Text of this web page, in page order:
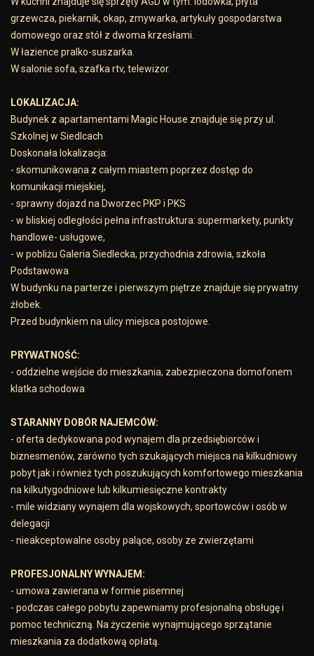
grzewcza, piekarnik, okap, zmywarka, artykuły gospodarstwa
domowego oraz stół z dwoma krzesłami.
W łazience pralko-suszarka.
W salonie sofa, szafka rtv, telewizor.
LOKALIZACJA:
Budynek z apartamentami Magic House znajduje się przy ul.
Szkolnej w Siedlcach
Doskonała lokalizacja:
- skomunikowana z całym miastem poprzez dostęp do
komunikacji miejskiej,
- sprawny dojazd na Dworzec PKP i PKS
- w bliskiej odległości pełna infrastruktura: supermarkety, punkty
handlowe- usługowe,
- w pobliżu Galeria Siedlecka, przychodnia zdrowia, szkoła
Podstawowa
W budynku na parterze i pierwszym piętrze znajduje się prywatny
żłobek.
Przed budynkiem na ulicy miejsca postojowe.
PRYWATNOŚĆ:
- oddzielne wejście do mieszkania, zabezpieczona domofonem
klatka schodowa
STARANNY DOBÓR NAJEMCÓW:
- oferta dedykowana pod wynajem dla przedsiębiorców i
biznesmenów, zarówno tych szukających miejsca na kilkudniowy
pobyt jak i również tych poszukujących komfortowego mieszkania
na kilkutygodniowe lub kilkumiesięczne kontrakty
- mile widziany wynajem dla wojskowych, sportowców i osób w
delegacji
- nieakceptowalne osoby palące, osoby ze zwierzętami
PROFESJONALNY WYNAJEM:
- umowa zawierana w formie pisemnej
- podczas całego pobytu zapewniamy profesjonalną obsługę i
pomoc techniczną. Na życzenie wynajmującego sprzątanie
mieszkania za dodatkową opłatą.